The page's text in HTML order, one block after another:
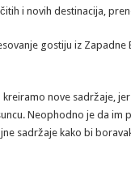
i novih destinacija,
gostiju iz Zapadne
nove sadržaje,
Neophodno je da im
sadržaje kako bi